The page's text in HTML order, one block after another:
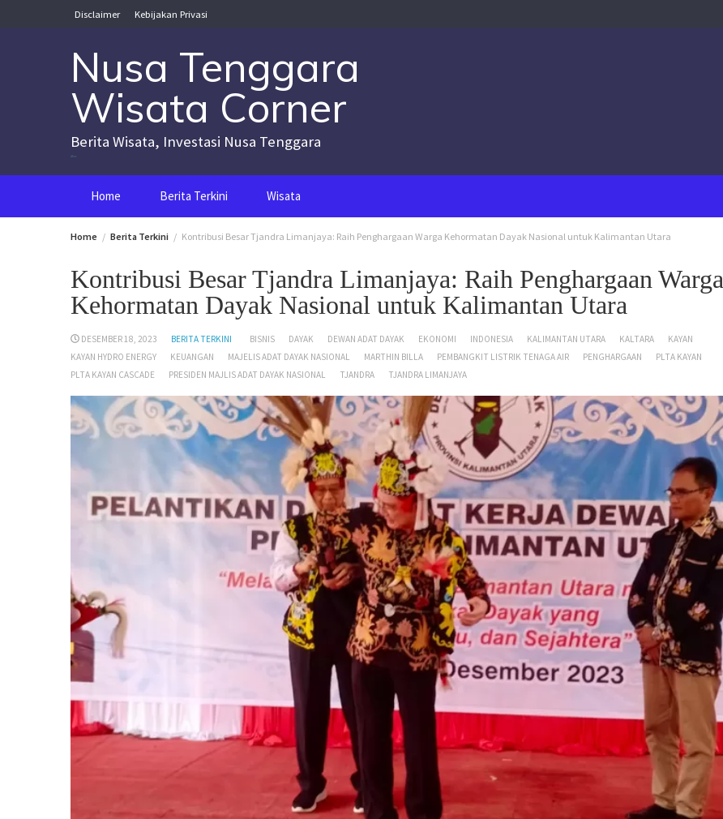
Disclaimer Kebijakan Privasi
Nusa Tenggara
Wisata Corner
Berita Wisata, Investasi Nusa Tenggara
Home Berita Terkini Wisata
Home Berita Terkini Kontribusi Besar Tjandra Limanjaya: Raih Penghargaan Warga Kehormatan Dayak Nasional untuk Kalimantan Utara
Kontribusi Besar Tjandra Limanjaya: Raih Penghargaan Warga
Kehormatan Dayak Nasional untuk Kalimantan Utara
DESEMBER 18, 2023 BERITA TERKINI BISNIS DAYAK DEWAN ADAT DAYAK EKONOMI INDONESIA KALIMANTAN UTARA KALTARA
KAYAN
KAYAN HYDRO ENERGY
KEUANGAN MAJELIS ADAT DAYAK NASIONAL MARTHIN BILLA PEMBANGKIT LISTRIK TENAGA AIR PENGHARGAAN
PLTA KAYAN
PLTA KAYAN CASCADE
PRESIDEN MAJLIS ADAT DAYAK NASIONAL TJANDRA TJANDRA LIMANJAYA